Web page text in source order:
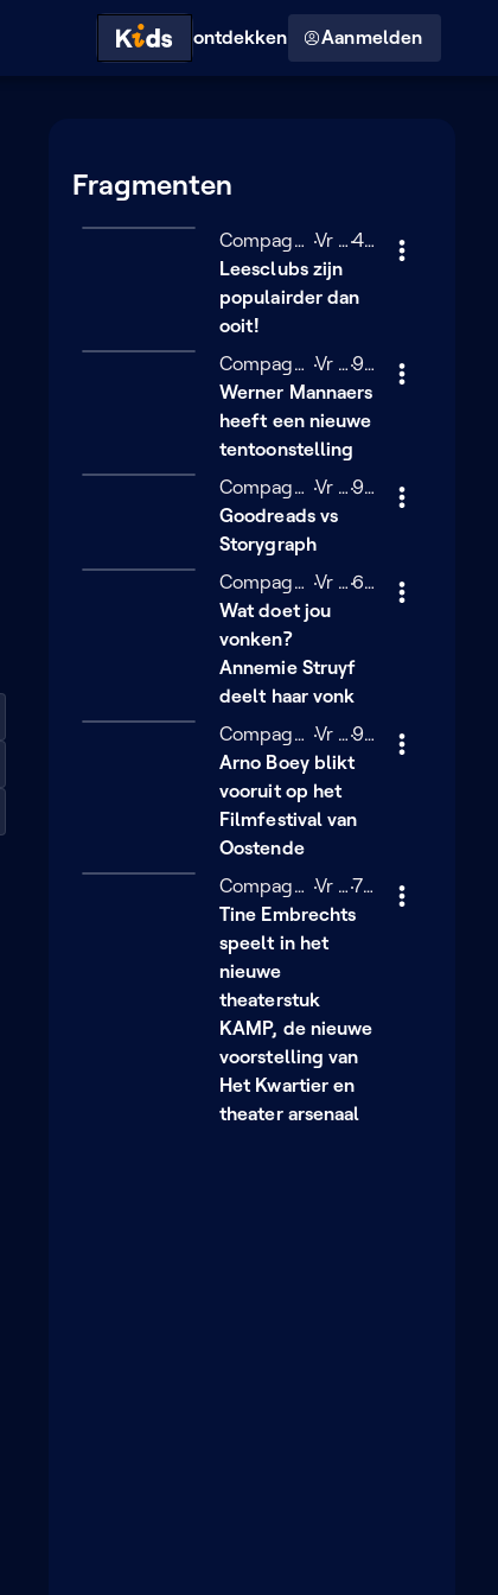
Hoog contrast modus
ontdekken Aanmelden
Fragmenten
Compagnie Merckpoel Vrijdag 30 januari
Vr 30/01 4 minuten
4 min
Leesclubs zijn
populairder dan
ooit!
Compagnie Merckpoel Vrijdag 30 januari
Vr 30/01 9 minuten
9 min
Werner Mannaers
heeft een nieuwe
tentoonstelling
Compagnie Merckpoel Vrijdag 30 januari
Vr 30/01 9 minuten
9 min
Goodreads vs
Storygraph
Compagnie Merckpoel Vrijdag 30 januari
Vr 30/01 6 minuten
6 min
Wat doet jou
vonken?
Annemie Struyf
deelt haar vonk
Compagnie Merckpoel Vrijdag 30 januari
Vr 30/01 9 minuten
9 min
Arno Boey blikt
vooruit op het
Filmfestival van
Oostende
Compagnie Merckpoel Vrijdag 30 januari
Vr 30/01 7 minuten
7 min
Tine Embrechts
speelt in het
nieuwe
theaterstuk
KAMP, de nieuwe
voorstelling van
Het Kwartier en
theater arsenaal